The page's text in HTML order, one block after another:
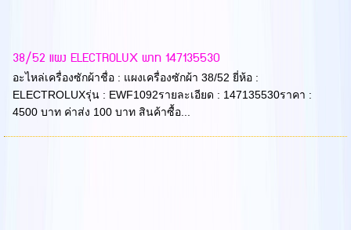
38/52 แผง ELECTROLUX พาท 147135530
อะไหล่เครื่องซักผ้าชื่อ : แผงเครื่องซักผ้า 38/52 ยี่ห้อ :
ELECTROLUXรุ่น : EWF1092รายละเอียด : 147135530ราคา :
4500 บาท ค่าส่ง 100 บาท สินค้าซื้อ...